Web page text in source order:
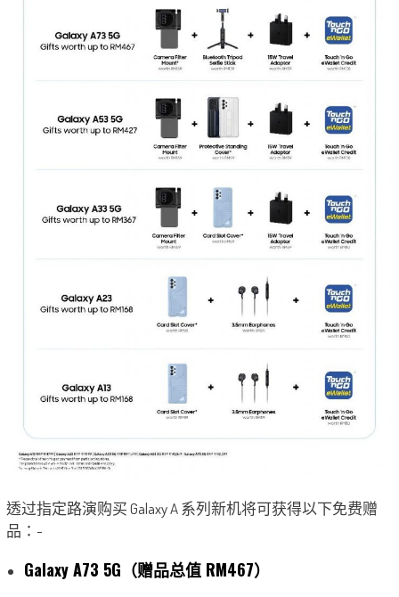
透过指定路演购买 Galaxy A 系列新机将可获得以下免费赠
品：-
Galaxy A73 5G（赠品总值 RM467）